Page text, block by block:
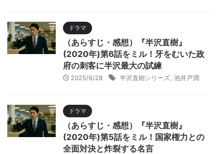
ドラマ
（あらすじ・感想）『半沢直樹』
(2020年)第6話をミル！牙をむいた政
府の刺客に半沢最大の試練
2025/6/28 半沢直樹シリーズ 池井戸潤
ドラマ
（あらすじ・感想）『半沢直樹』
(2020年)第5話をミル！国家権力との
全面対決と炸裂する名言